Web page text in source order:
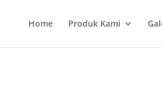
Home Produk Kami